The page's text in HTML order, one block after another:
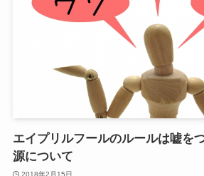
エイプリルフールのルールは嘘を
源について
2018年2月15日